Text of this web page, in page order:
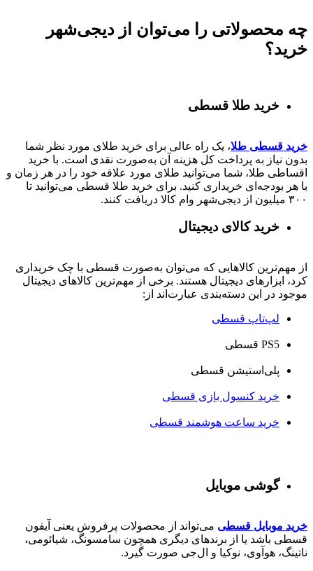
چه محصولاتی را می‌توان از دیجی‌شهر
خرید؟
خرید طلا قسطی
خرید قسطی طلا، یک راه عالی برای خرید طلای مورد نظر شما
بدون نیاز به پرداخت کل هزینه آن به‌صورت نقدی است. با خرید
اقساطی طلا، شما می‌توانید طلای مورد علاقه خود را در هر زمان و
با هر بودجه‌ای خریداری کنید. برای خرید طلا قسطی می‌توانید تا
۳۰۰ میلیون از دیجی‌شهر وام کالا دریافت کنند.
خرید کالای دیجیتال
از مهم‌ترین کالاهایی که می‌توان به‌صورت قسطی با چک خریداری
کرد، ابزارهای دیجیتال هستند. برخی از مهم‌ترین کالاهای دیجیتال
موجود در این دسته‌بندی عبارت‌اند از:
لپ‌تاپ قسطی
PS5 قسطی
پلی‌استیشن قسطی
خرید کنسول بازی قسطی
خرید ساعت هوشمند قسطی
گوشی موبایل
خرید موبایل قسطی می‌تواند از محصولات پرفروش یعنی آیفون
قسطی باشد یا از برندهای دیگری همچون سامسونگ، شیائومی،
ناتینگ، هوآوی، نوکیا و ال‌جی صورت گیرد.